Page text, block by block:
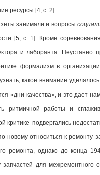
ресурсы [4, c. 2].
занимали и вопросы
[5, c. 1]. Кроме
и лаборанта.
формализм в
какое внимание
«дни качества», и это дает
ритмичной работы и
критике подвергались
новому относиться к ремонту
ремонта, однако до конца
запчастей для межремонтного